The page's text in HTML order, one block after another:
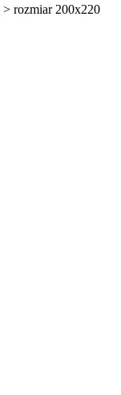
> rozmiar 200x220